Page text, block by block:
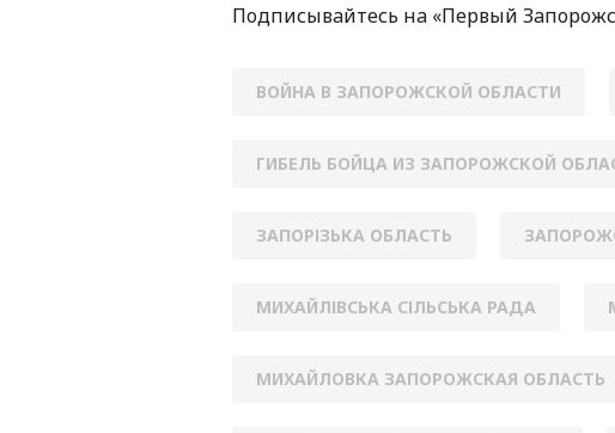
Пoдписывaйтесь нa «Первый
ВОЙНА В ЗАПОРОЖСКОЙ ОБЛАСТИ
ГИБЕЛЬ БОЙЦА ИЗ ЗАПОРОЖСКОЙ
ЗАПОРІЗЬКА ОБЛАСТЬ
МИХАЙЛІВСЬКА СІЛЬСЬКА РАДА
МИХАЙЛОВКА ЗАПОРОЖСКАЯ ОБЛАСТЬ